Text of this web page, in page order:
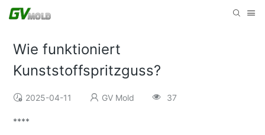
Wie funktioniert
Kunststoffspritzguss?
2025-04-11 GV Mold 37
****